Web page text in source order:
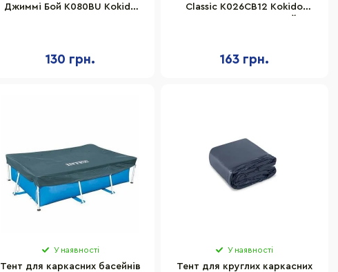
Джиммі Бой K080BU Kokido
130 грн.
Classic K026CB12 Kokido
163 грн.
У наявності
Тент для каркасних басейнів
У наявності
Тент для круглих каркасних